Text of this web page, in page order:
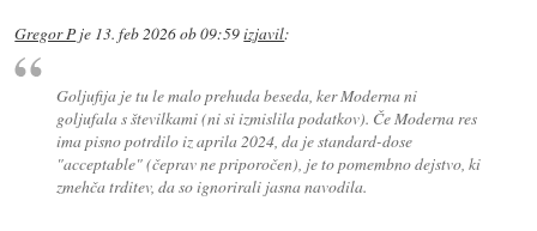
Gregor P je 13. feb 2026 ob 09:59izjavil:
Goljufija je tu le malo prehuda beseda, ker Moderna ni
goljufala s številkami (ni si izmislila podatkov). Če Moderna res
ima pisno potrdilo iz aprila 2024, da je standard-dose
"acceptable" (čeprav ne priporočen), je to pomembno dejstvo, ki
zmehča trditev, da so ignorirali jasna navodila.